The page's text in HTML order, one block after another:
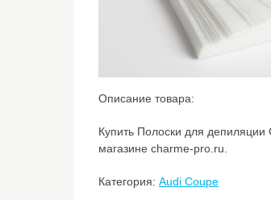
Описание товара:
Купить Полоски для
магазине charme-pro.ru.
Категория: Audi Coupe